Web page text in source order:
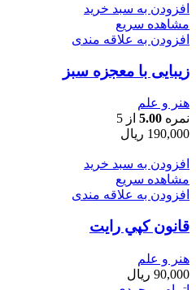
افزودن به سبد خرید
مشاهده سریع
افزودن به علاقه مندی
زیبایی با معجزه سبز
هنر و علم
نمره 5.00 از 5
190,000 ریال
افزودن به سبد خرید
مشاهده سریع
افزودن به علاقه مندی
قانون كپي رايت
هنر و علم
90,000 ریال